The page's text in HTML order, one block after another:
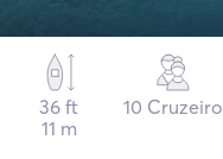
36 ft
11 m
10 Cruzeiro